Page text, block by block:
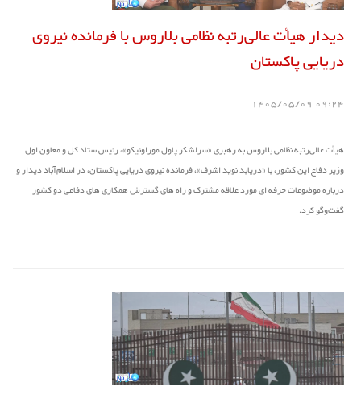
دیدار هیأت عالی‌رتبه نظامی بلاروس با فرمانده نیروی
دریایی پاکستان
09:24 1405/05/09
هیأت عالی‌رتبه نظامی بلاروس به رهبری «سرلشکر پاول موراوئیكو»، رئیس ستاد کل و معاون اول
وزیر دفاع این کشور، با «دریابد نوید اشرف»، فرمانده نیروی دریایی پاکستان، در اسلام‌آباد دیدار و
درباره موضوعات حرفه ای مورد علاقه مشترک و راه های گسترش همکاری های دفاعی دو کشور
گفت‌وگو کرد.